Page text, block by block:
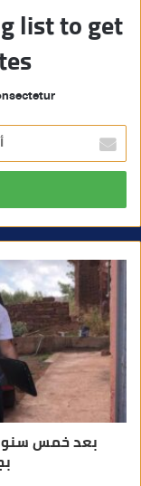
list to get
خ
ل
ر
ا
ر
و
بعد خمس